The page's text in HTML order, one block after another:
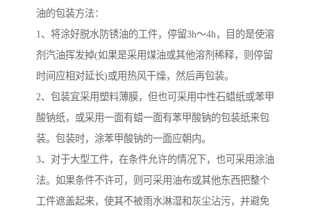
油的包装方法：
1、将涂好脱水防锈油的工件，停留3h～4h，目的是使溶
剂汽油挥发掉(如果是采用煤油或其他溶剂稀释，则停留
时间应相对延长)或用热风干燥，然后再包装。
2、包装宜采用塑料薄膜，但也可采用中性石蜡纸或苯甲
酸钠纸，或采用一面有蜡一面有苯甲酸钠的包装纸来包
装。包装时，涂苯甲酸钠的一面应朝内。
3、对于大型工件，在条件允许的情况下，也可采用涂油
法。如果条件不许可，则可采用油布或其他东西把整个
工件遮盖起来，使其不被雨水淋湿和灰尘沾污，并避免